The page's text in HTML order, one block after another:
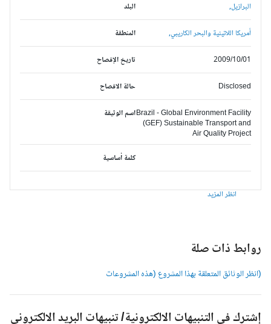
البلد البرازيل,
المنطقة أمريكا اللاتينية والبحر الكاريبي,
تاريخ الإفصاح 2009/10/01
حالة الافصاح Disclosed
اسم الوثيقةBrazil - Global Environment Facility
(GEF) Sustainable Transport and
Air Quality Project
كلمة أساسية
انظر المزيد
روابط ذات صلة
(انظر الوثائق المتعلقة بهذا المشروع (هذه المشروعات
إشترك في التنبيهات الالكترونية/ تنبيهات البريد الالكتروني